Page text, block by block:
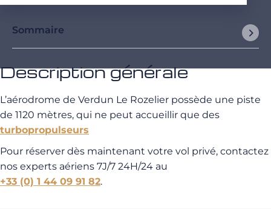
Sommaire
Description générale
L’aérodrome de Verdun Le Rozelier possède une piste
de 1120 mètres, qui ne peut accueillir que des
turbopropulseurs
Pour réserver dès maintenant votre vol privé, contactez
nos experts aériens 7J/7 24H/24 au
+33 (0) 1 44 09 91 82.